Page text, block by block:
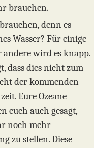
brauchen.
denn es
Wasser? Für einige
andere wird es knapp.
dass dies nicht zum
der kommenden
Eure Ozeane
euch auch gesagt,
noch mehr
zu stellen. Diese